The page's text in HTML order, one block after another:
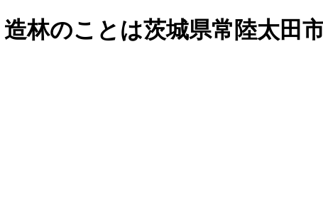
林のことは茨城県常陸太田